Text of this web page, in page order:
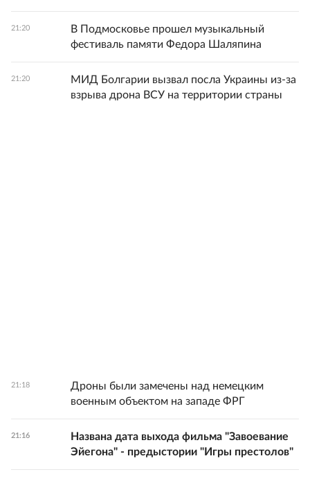
21:20
В Подмосковье прошел музыкальный
фестиваль памяти Федора Шаляпина
21:20
МИД Болгарии вызвал посла Украины из-за
взрыва дрона ВСУ на территории страны
21:18
Дроны были замечены над немецким
военным объектом на западе ФРГ
21:16
Названа дата выхода фильма "Завоевание
Эйегона" - предыстории "Игры престолов"